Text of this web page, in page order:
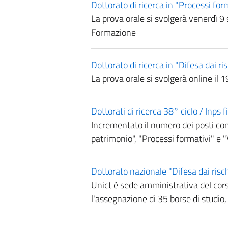
Dottorato di ricerca in "Processi
La prova orale si svolgerà venerdì
Formazione
Dottorato di ricerca in "Difesa dai
La prova orale si svolgerà online il
Dottorati di ricerca 38° ciclo / Inps
Incrementato il numero dei posti
patrimonio", "Processi formativi" e
Dottorato nazionale "Difesa dai
Unict è sede amministrativa del
l'assegnazione di 35 borse di